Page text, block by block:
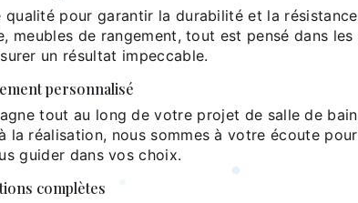
pour garantir la durabilité et la résistance
meubles de rangement, tout est pensé dans les
un résultat impeccable.
personnalisé
tout au long de votre projet de salle de bain
la réalisation, nous sommes à votre écoute pour
guider dans vos choix.
complètes